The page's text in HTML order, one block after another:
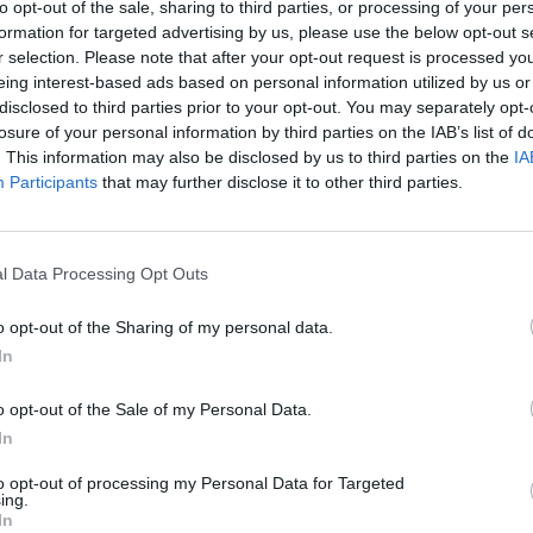
opt-out of the sale, sharing to third parties, or processing of your
for targeted advertising by us, please use the below opt-out
selection. Please note that after your opt-out request is processed
interest-based ads based on personal information utilized by us
to third parties prior to your opt-out. You may separately
of your personal information by third parties on the IAB’s list of
This information may also be disclosed by us to third parties on the
Participants that may further disclose it to other third parties.
Data Processing Opt Outs
opt-out of the Sharing of my personal data.
opt-out of the Sale of my Personal Data.
opt-out of processing my Personal Data for Targeted
Ügynöksége (EASA) figyelmeztetést
hogy kerüljék el Oroszország egyes városait.
tragikus incidenst követően született, amelyben az
gépe zuhant le, miután azt az oroszok
több légitársaság is módosította útvonalait,
szerint öt orosz régiót kellene elkerülniük a légitársaságoknak
Moszkvát és Szentpétervárt is. A figyelmeztetés
az európai légitársaságok többsége már 2022-ben
portfolio.hu hírarchívumához tartozik, melynek olvasása